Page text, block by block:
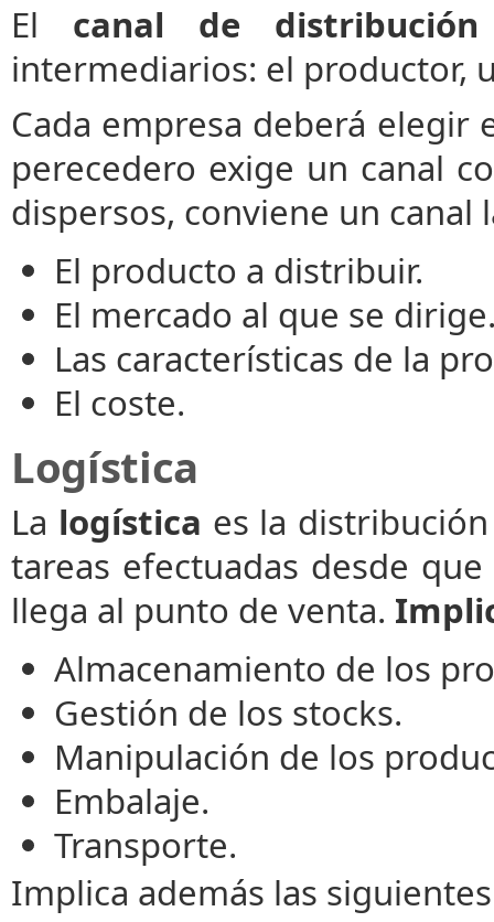
El canal de
intermediarios: el productor,
Cada empresa deberá elegir
perecedero exige un canal
dispersos, conviene un canal
El producto a distribuir.
El mercado al que se
Las características de la
El coste.
Logística
La logística es la
tareas efectuadas desde
llega al punto de venta.
Almacenamiento de los
Gestión de los stocks.
Manipulación de los
Embalaje.
Transporte.
Implica además las